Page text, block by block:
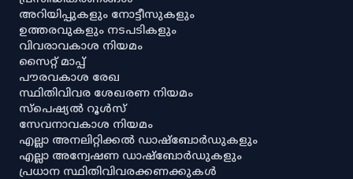
അറിയിപ്പുകളും നോട്ടീസുകളും
ഉത്തരവുകളും നടപടികളും
വിവരാവകാശ നിയമം
സൈറ്റ് മാപ്പ്
പൗരവകാശ രേഖ
സ്ഥിതിവിവര ശേഖരണ നിയമം
സ്‌പെഷ്യൽ റൂൾസ്
സേവനാവകാശ നിയമം
എല്ലാ അനലിറ്റിക്കൽ ഡാഷ്‌ബോർഡുകളും
എല്ലാ അന്വേഷണ ഡാഷ്‌ബോർഡുകളും
പ്രധാന സ്ഥിതിവിവരക്കണക്കുകൾ